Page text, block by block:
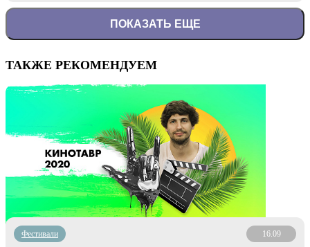
ПОКАЗАТЬ ЕЩЕ
ТАКЖЕ РЕКОМЕНДУЕМ
Фестивали 16.09